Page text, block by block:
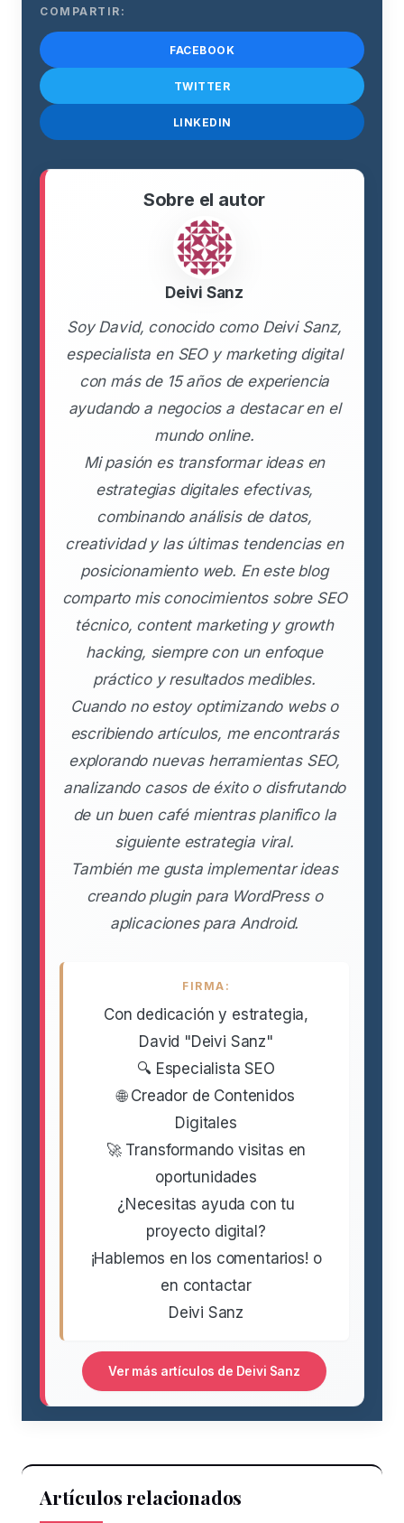
COMPARTIR:
FACEBOOK
TWITTER
LINKEDIN
Sobre el autor
Deivi Sanz
Soy David, conocido como Deivi Sanz,
especialista en SEO y marketing digital
con más de 15 años de experiencia
ayudando a negocios a destacar en el
mundo online.
Mi pasión es transformar ideas en
estrategias digitales efectivas,
combinando análisis de datos,
creatividad y las últimas tendencias en
posicionamiento web. En este blog
comparto mis conocimientos sobre SEO
técnico, content marketing y growth
hacking, siempre con un enfoque
práctico y resultados medibles.
Cuando no estoy optimizando webs o
escribiendo artículos, me encontrarás
explorando nuevas herramientas SEO,
analizando casos de éxito o disfrutando
de un buen café mientras planifico la
siguiente estrategia viral.
También me gusta implementar ideas
creando plugin para WordPress o
aplicaciones para Android.
FIRMA:
Con dedicación y estrategia,
David "Deivi Sanz"
🔍 Especialista SEO
🌐 Creador de Contenidos
Digitales
🚀 Transformando visitas en
oportunidades
¿Necesitas ayuda con tu
proyecto digital?
¡Hablemos en los comentarios! o
en contactar
Deivi Sanz
Ver más artículos de Deivi Sanz
Artículos relacionados